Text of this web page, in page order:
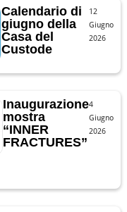
12
Giugno
2026
Calendario di
giugno della
Casa del
Custode
4
Giugno
2026
Inaugurazione
mostra
“INNER
FRACTURES”